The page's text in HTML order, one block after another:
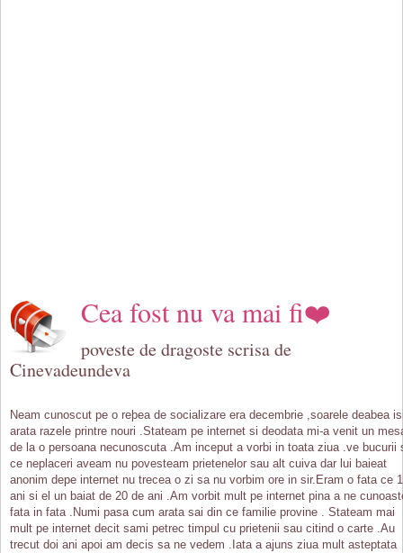
Cea fost nu va mai fi❤️
poveste de dragoste scrisa de
Cinevadeundeva
Neam cunoscut pe o reþea de socializare era decembrie ,soarele deabea
arata razele printre nouri .Stateam pe internet si deodata mi-a venit un
de la o persoana necunoscuta .Am inceput a vorbi in toata ziua .ve bucurii
ce neplaceri aveam nu povesteam prietenelor sau alt cuiva dar lui baieat
anonim depe internet nu trecea o zi sa nu vorbim ore in sir.Eram o fata ce
ani si el un baiat de 20 de ani .Am vorbit mult pe internet pina a ne
fata in fata .Numi pasa cum arata sai din ce familie provine . Stateam mai
mult pe internet decit sami petrec timpul cu prietenii sau citind o carte .Au
trecut doi ani apoi am decis sa ne vedem .Iata a ajuns ziua mult asteptata